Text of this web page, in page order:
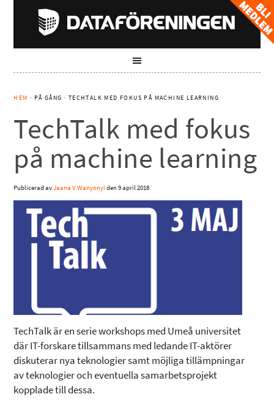
HEM · PÅ GÅNG · TECHTALK MED FOKUS PÅ MACHINE LEARNING
TechTalk med fokus
på machine learning
Publicerad avJaana V Wanyonyi den9 april 2018
TechTalk är en serie workshops med Umeå universitet
där IT-forskare tillsammans med ledande IT-aktörer
diskuterar nya teknologier samt möjliga tillämpningar
av teknologier och eventuella samarbetsprojekt
kopplade till dessa.